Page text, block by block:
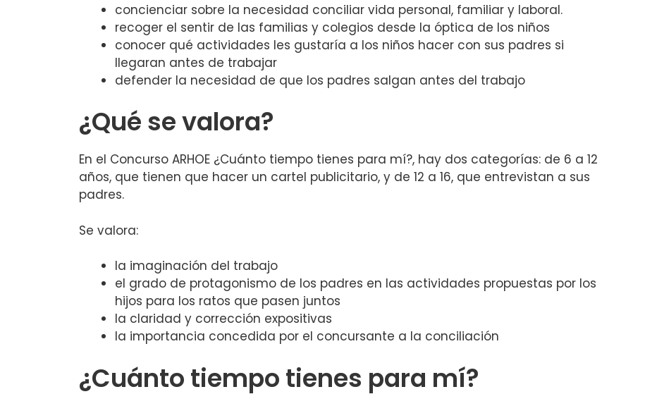
concienciar sobre la necesidad conciliar vida personal, familiar y laboral.
recoger el sentir de las familias y colegios desde la óptica de los niños
conocer qué actividades les gustaría a los niños hacer con sus padres si
llegaran antes de trabajar
defender la necesidad de que los padres salgan antes del trabajo
¿Qué se valora?
En el Concurso ARHOE ¿Cuánto tiempo tienes para mí?, hay dos categorías: de 6 a 12
años, que tienen que hacer un cartel publicitario, y de 12 a 16, que entrevistan a sus
padres.
Se valora:
la imaginación del trabajo
el grado de protagonismo de los padres en las actividades propuestas por los
hijos para los ratos que pasen juntos
la claridad y corrección expositivas
la importancia concedida por el concursante a la conciliación
¿Cuánto tiempo tienes para mí?